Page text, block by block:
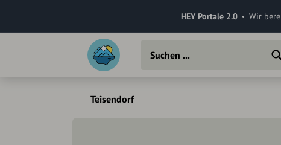
HEY Portale 2.0 Wir
Teisendorf